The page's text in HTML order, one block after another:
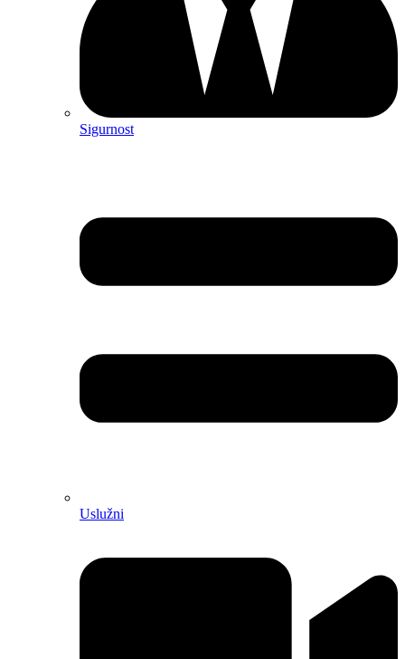
Sigurnost
Uslužni